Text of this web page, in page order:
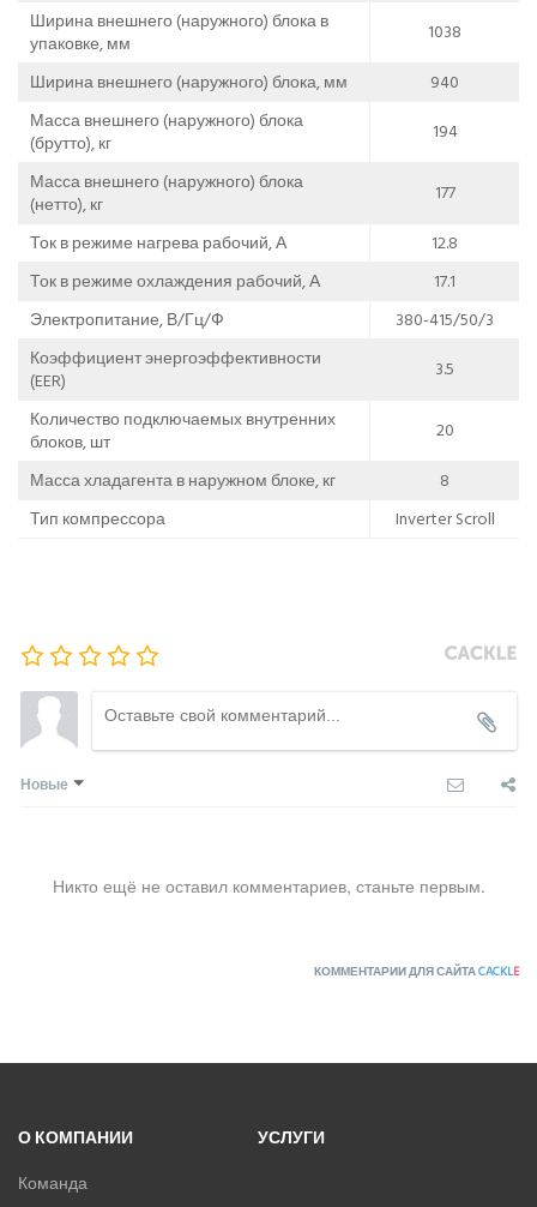
Ширина внешнего (наружного) блока в
упаковке, мм
1038
Ширина внешнего (наружного) блока, мм
940
Масса внешнего (наружного) блока
(брутто), кг
194
Масса внешнего (наружного) блока
(нетто), кг
177
Ток в режиме нагрева рабочий, А
12.8
Ток в режиме охлаждения рабочий, А
17.1
Электропитание, В/Гц/Ф
380-415/50/3
Коэффициент энергоэффективности
(EER)
3.5
Количество подключаемых внутренних
блоков, шт
20
Масса хладагента в наружном блоке, кг
8
Тип компрессора
Inverter Scroll
Новые
Никто ещё не оставил комментариев, станьте первым.
КОММЕНТАРИИ ДЛЯ САЙТАCACKLE
О КОМПАНИИ
Команда
УСЛУГИ